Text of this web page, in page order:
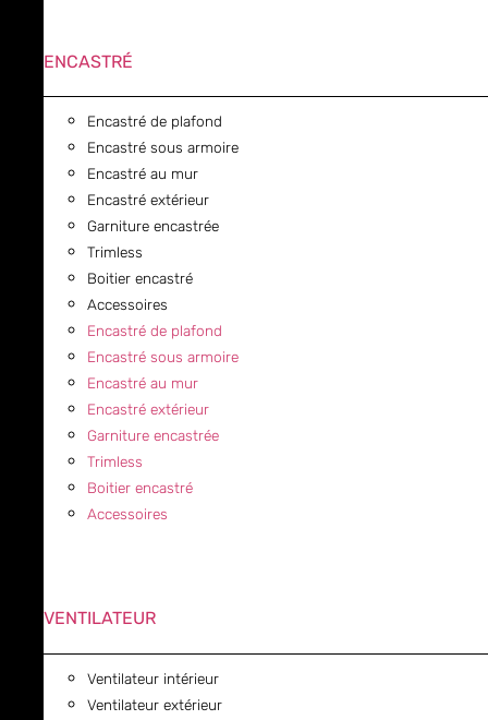
ENCASTRÉ
Encastré de plafond
Encastré sous armoire
Encastré au mur
Encastré extérieur
Garniture encastrée
Trimless
Boitier encastré
Accessoires
Encastré de plafond
Encastré sous armoire
Encastré au mur
Encastré extérieur
Garniture encastrée
Trimless
Boitier encastré
Accessoires
VENTILATEUR
Ventilateur intérieur
Ventilateur extérieur